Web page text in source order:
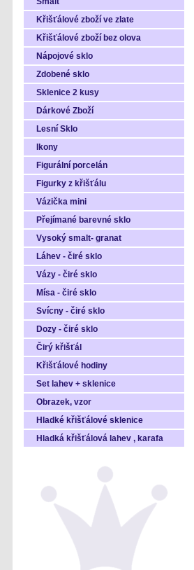
Křišťálové zboží ve zlate
Křišťálové zboží bez olova
Nápojové sklo
Zdobené sklo
Sklenice 2 kusy
Dárkové Zboží
Lesní Sklo
Ikony
Figurální porcelán
Figurky z křišťálu
Vázička mini
Přejímané barevné sklo
Vysoký smalt- granat
Láhev - čiré sklo
Vázy - čiré sklo
Mísa - čiré sklo
Svícny - čiré sklo
Dozy - čiré sklo
Čirý křišťál
Křišťálové hodiny
Set lahev + sklenice
Obrazek, vzor
Hladké křišťálové sklenice
Hladká křišťálová lahev , karafa